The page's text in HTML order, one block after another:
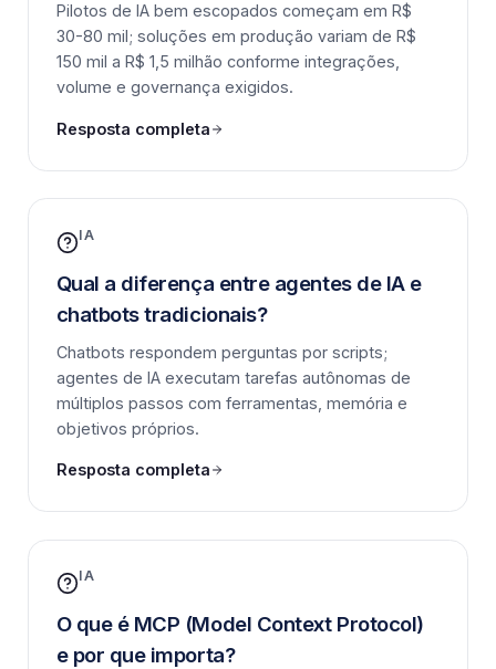
Pilotos de IA bem escopados começam em R$
30-80 mil; soluções em produção variam de R$
150 mil a R$ 1,5 milhão conforme integrações,
volume e governança exigidos.
Resposta completa
IA
Qual a diferença entre agentes de IA e
chatbots tradicionais?
Chatbots respondem perguntas por scripts;
agentes de IA executam tarefas autônomas de
múltiplos passos com ferramentas, memória e
objetivos próprios.
Resposta completa
IA
O que é MCP (Model Context Protocol)
e por que importa?